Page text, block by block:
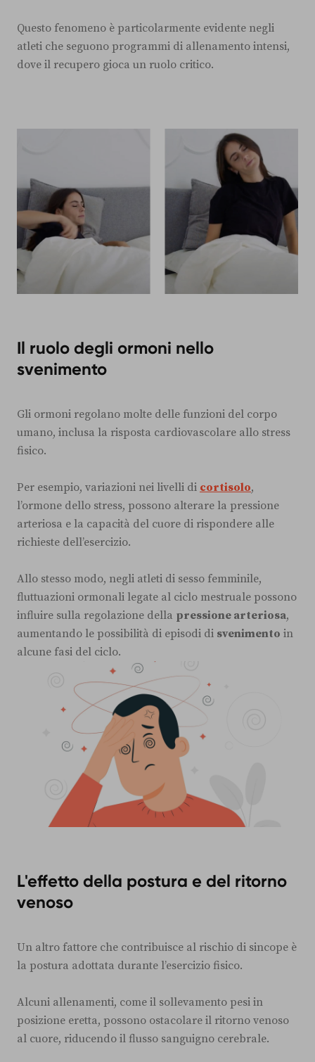
Questo fenomeno è particolarmente evidente negli
atleti che seguono programmi di allenamento intensi,
dove il recupero gioca un ruolo critico.
Il ruolo degli ormoni nello
svenimento
Gli ormoni regolano molte delle funzioni del corpo
umano, inclusa la risposta cardiovascolare allo stress
fisico.
Per esempio, variazioni nei livelli di cortisolo,
l’ormone dello stress, possono alterare la pressione
arteriosa e la capacità del cuore di rispondere alle
richieste dell’esercizio.
Allo stesso modo, negli atleti di sesso femminile,
fluttuazioni ormonali legate al ciclo mestruale possono
influire sulla regolazione della pressione arteriosa,
aumentando le possibilità di episodi di svenimento in
alcune fasi del ciclo.
L'effetto della postura e del ritorno
venoso
Un altro fattore che contribuisce al rischio di sincope è
la postura adottata durante l’esercizio fisico.
Alcuni allenamenti, come il sollevamento pesi in
posizione eretta, possono ostacolare il ritorno venoso
al cuore, riducendo il flusso sanguigno cerebrale.